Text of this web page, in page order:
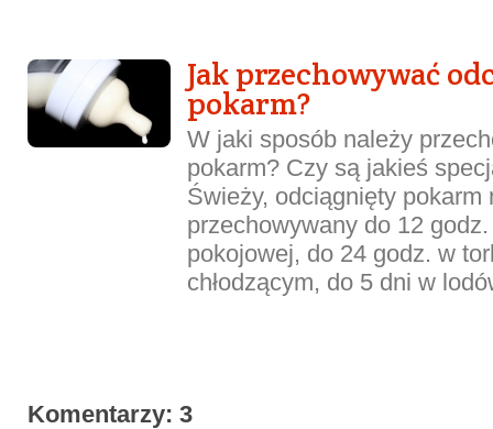
Jak przechowywać
pokarm?
W jaki sposób należy
pokarm? Czy są jakieś
Świeży, odciągnięty pokarm
przechowywany do 12
pokojowej, do 24 godz. w
chłodzącym, do 5 dni w
Komentarzy: 3